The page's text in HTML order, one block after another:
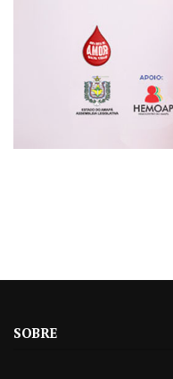
SOBRE